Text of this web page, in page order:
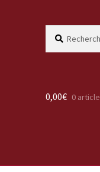
pour :
0,00€ 0 article